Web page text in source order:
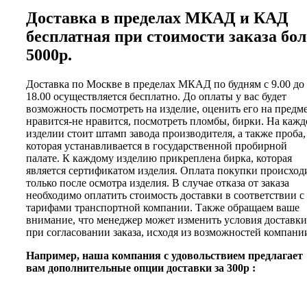
Доставка в пределах МКАД и КАД
бесплатная при стоимости заказа
5000р.
Доставка по Москве в пределах МКАД по будням с 9.00 до
18.00 осуществляется бесплатно. До оплаты у вас будет
возможность посмотреть на изделие, оценить его на
нравится-не нравится, посмотреть пломбы, бирки. На
изделии стоит штамп завода производителя, а также проба,
которая устанавливается в государственной пробирной
палате. К каждому изделию прикреплена бирка, которая
является сертификатом изделия. Оплата покупки
только после осмотра изделия. В случае отказа от заказа
необходимо оплатить стоимость доставки в соответствии с
тарифами транспортной компании. Также обращаем ваше
внимание, что менеджер может изменить условия доставки
при согласовании заказа, исходя из возможностей
Например, наша компания с удовольствием предлагает
вам дополнительные опции доставки за 300р :